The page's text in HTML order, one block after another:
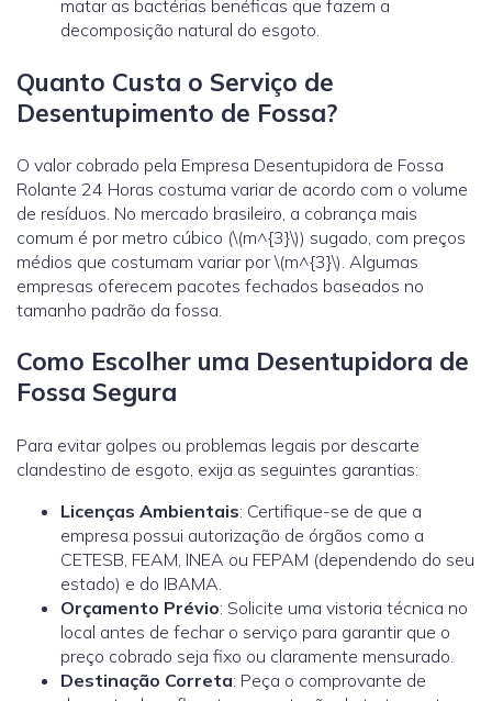
matar as bactérias benéficas que fazem a
decomposição natural do esgoto.
Quanto Custa o Serviço de
Desentupimento de Fossa?
O valor cobrado pela Empresa Desentupidora de Fossa
Rolante 24 Horas costuma variar de acordo com o volume
de resíduos. No mercado brasileiro, a cobrança mais
comum é por metro cúbico (\(m^{3}\)) sugado, com preços
médios que costumam variar por \(m^{3}\). Algumas
empresas oferecem pacotes fechados baseados no
tamanho padrão da fossa.
Como Escolher uma Desentupidora de
Fossa Segura
Para evitar golpes ou problemas legais por descarte
clandestino de esgoto, exija as seguintes garantias:
Licenças Ambientais: Certifique-se de que a
empresa possui autorização de órgãos como a
CETESB, FEAM, INEA ou FEPAM (dependendo do seu
estado) e do IBAMA.
Orçamento Prévio: Solicite uma vistoria técnica no
local antes de fechar o serviço para garantir que o
preço cobrado seja fixo ou claramente mensurado.
Destinação Correta: Peça o comprovante de